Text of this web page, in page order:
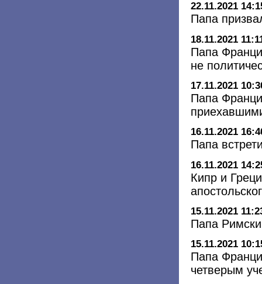
22.11.2021
Папа
18.11.2021
Папа
не
17.11.2021
Папа
16.11.2021
Папа
16.11.2021
Кипр и
15.11.2021
Папа
15.11.2021
Папа
четверым